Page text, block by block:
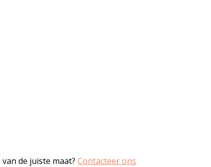
de juiste maat? Contacteer ons